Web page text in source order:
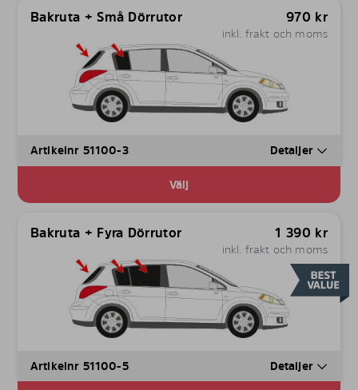
Bakruta + Små Dörrutor 970 kr
inkl. frakt och moms
Artikelnr 51100-3 Detaljer
Välj
Bakruta + Fyra Dörrutor 1 390 kr
inkl. frakt och moms
Artikelnr 51100-5 Detaljer